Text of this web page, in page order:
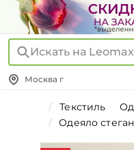
Искать на Leomax
Москва г
Текстиль
Одеяло